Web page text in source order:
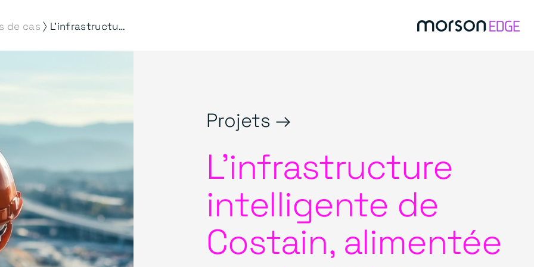
de cas ⟩ L'infrastructure intelligente de Costain, alimentée par des talents affûtés
Projets →
L'infrastructure
intelligente de
Costain, alimentée